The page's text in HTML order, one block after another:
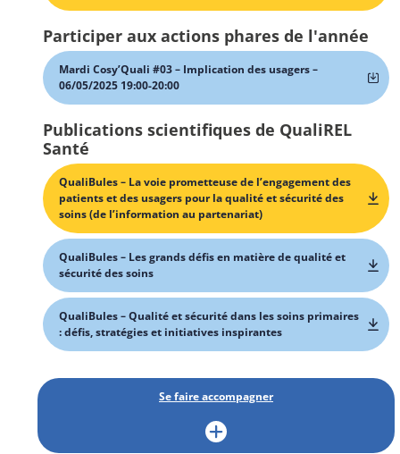
Participer aux actions phares de l'année
Mardi Cosy’Quali #03 – Implication des usagers –
06/05/2025 19:00-20:00
Publications scientifiques de QualiREL
Santé
QualiBules – La voie prometteuse de l’engagement des
patients et des usagers pour la qualité et sécurité des
soins (de l’information au partenariat)
QualiBules – Les grands défis en matière de qualité et
sécurité des soins
QualiBules – Qualité et sécurité dans les soins primaires
: défis, stratégies et initiatives inspirantes
Se faire accompagner